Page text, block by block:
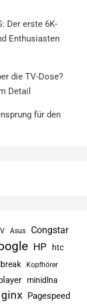
Der erste 6K-
Enthusiasten
die TV-Dose?
Detail
für den
Asus Congstar
HP htc
Kopfhörer
minidlna
Pagespeed